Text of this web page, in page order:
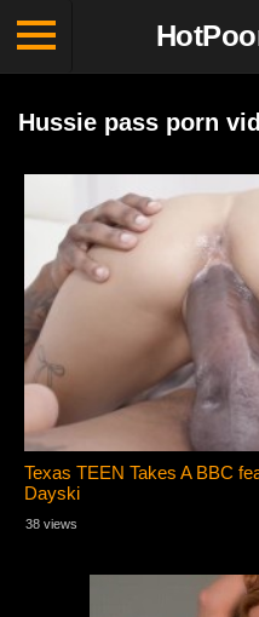
Hussie pass porn
Texas TEEN Takes A BBC
Dayski
38 views